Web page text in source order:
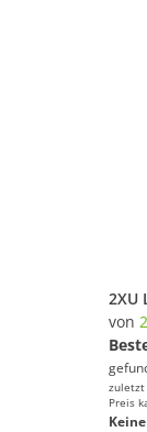
von
zuletzt
Preis